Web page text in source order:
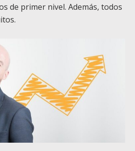
de primer nivel. Además, todos